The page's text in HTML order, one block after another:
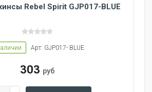
Rebel Spirit GJP017-BLUE
Арт: GJP017- BLUE
303 руб